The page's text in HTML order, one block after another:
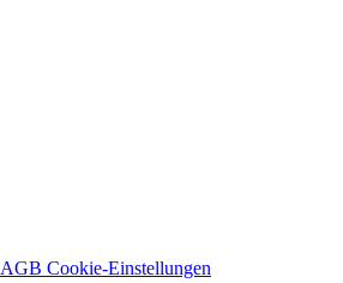
AGB Cookie-Einstellungen